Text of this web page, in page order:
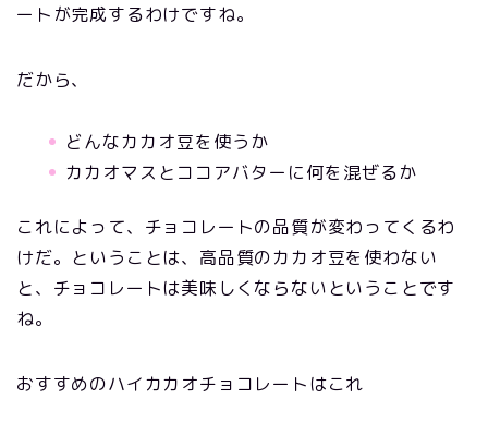
ートが完成するわけですね。
だから、
どんなカカオ豆を使うか
カカオマスとココアバターに何を混ぜるか
これによって、チョコレートの品質が変わってくるわ
けだ。ということは、高品質のカカオ豆を使わない
と、チョコレートは美味しくならないということです
ね。
おすすめのハイカカオチョコレートはこれ